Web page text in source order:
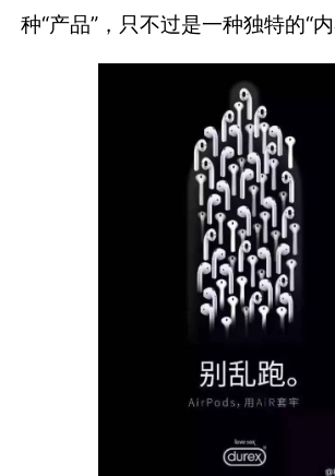
种“产品”，只不过是一种独特的“内